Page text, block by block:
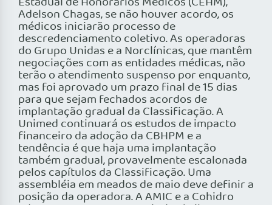
Adelson Chagas, se não houver acordo, os
médicos iniciarão processo de
descredenciamento coletivo. As operadoras
do Grupo Unidas e a Norclínicas, que mantêm
negociações com as entidades médicas, não
terão o atendimento suspenso por enquanto,
mas foi aprovado um prazo final de 15 dias
para que sejam fechados acordos de
implantação gradual da Classificação. A
Unimed continuará os estudos de impacto
financeiro da adoção da CBHPM e a
tendência é que haja uma implantação
também gradual, provavelmente escalonada
pelos capítulos da Classificação. Uma
assembléia em meados de maio deve definir a
posição da operadora. A AMIC e a Cohidro